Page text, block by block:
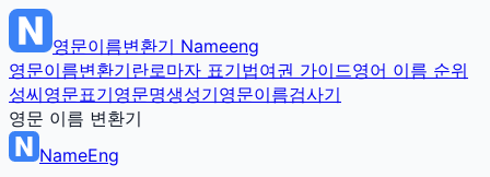
영문이름변환기 Nameeng
영문이름변환기란로마자 표기법여권 가이드영어 이름 순위
성씨영문표기영문명생성기영문이름검사기
영문 이름 변환기
NameEng